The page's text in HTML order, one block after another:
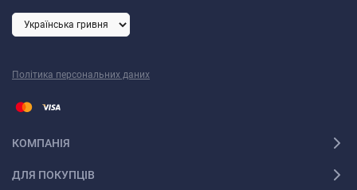
Політика персональних даних
КОМПАНІЯ
ДЛЯ ПОКУПЦІВ